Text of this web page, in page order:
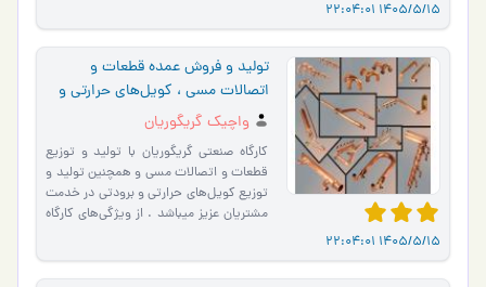
1405/5/15 22:04:01
1405/5/15 22:04:01
تولید و فروش عمده قطعات و
اتصالات مسی ، کویل‌های حرارتی و
برودتیواچیک گریگوریان
کارگاه صنعتی گریگوریان با تولید و توزیع
قطعات و اتصالات مسی و همچنین تولید و
توزیع کویل‌های حرارتی و برودتی در خدمت
مشتریان عزیز میباشد . از ویژگی‌های کارگاه